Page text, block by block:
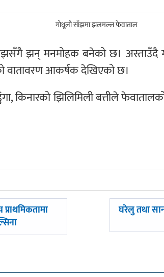
झन् मनमोहक बनेको छ। अस्ताउँदै
वातावरण आकर्षक देखिएको छ।
किनारको झिलिमिली बत्तीले
अघिल्लाे
घरेलु तथा